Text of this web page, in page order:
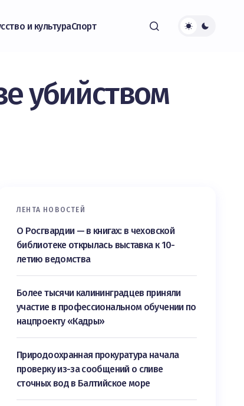
и культураСпорт
убийством
ЛЕНТА НОВОСТЕЙ
О Росгвардии — в книгах: в чеховской
библиотеке открылась выставка к 10-
летию ведомства
Более тысячи калининградцев приняли
участие в профессиональном обучении по
нацпроекту «Кадры»
Природоохранная прокуратура начала
проверку из-за сообщений о сливе
сточных вод в Балтийское море